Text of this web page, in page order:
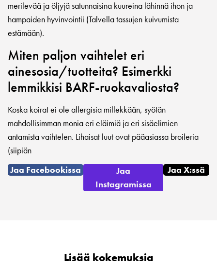
merilevää ja öljyjä satunnaisina kuureina lähinnä ihon ja
hampaiden hyvinvointii (Talvella tassujen kuivumista
estämään).
Miten paljon vaihtelet eri
ainesosia/tuotteita? Esimerkki
lemmikkisi BARF-ruokavaliosta?
Koska koirat ei ole allergisia millekkään, syötän
mahdollisimman monia eri eläimiä ja eri sisäelimien
antamista vaihtelen. Lihaisat luut ovat pääasiassa broileria
(siipiän
Jaa Facebookissa
Jaa
Instagramissa
Jaa X:ssä
Lisää kokemuksia